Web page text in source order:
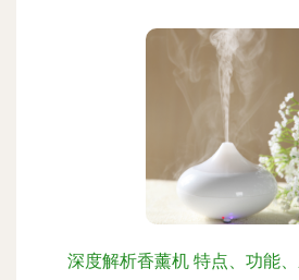
深度解析香薰机 特点、功能